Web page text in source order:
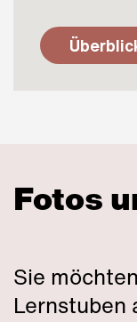
Café mit
8157
Fotos
Sie
Lernstuben